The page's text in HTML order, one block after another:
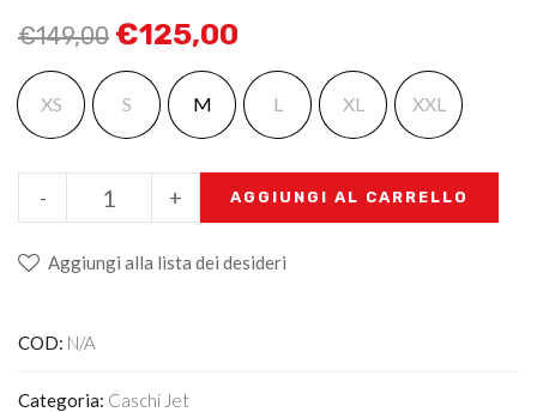
€149,00 €125,00
XS S M L XL XXL
+
- AGGIUNGI AL CARRELLO
Aggiungi alla lista dei desideri
COD: N/A
Categoria: Caschi Jet